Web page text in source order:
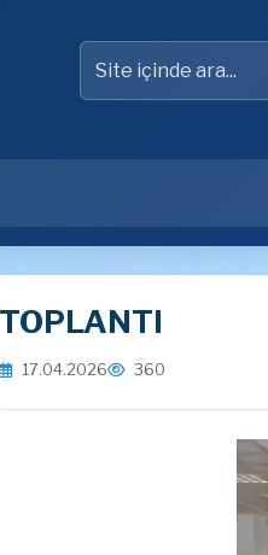
Site içinde ara
TOPLANTI
17.04.2026 360